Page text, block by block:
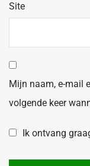
Site
Mijn naam, e-mail
volgende keer
Ik ontvang